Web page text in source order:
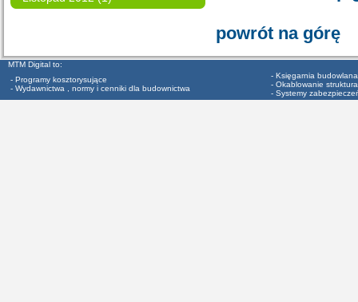
powrót na górę
MTM Digital to:
- Programy kosztorysujące
- Wydawnictwa , normy i cenniki dla budownictwa
- Księgarnia budowlana
- Okablowanie
- Systemy